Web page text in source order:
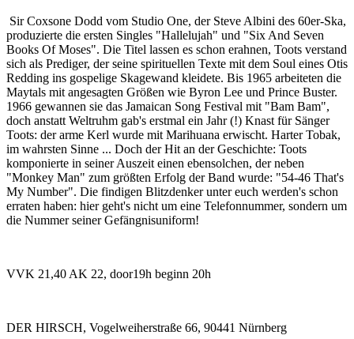
Sir Coxsone Dodd vom Studio One, der Steve Albini des 60er-Ska,
produzierte die ersten Singles "Hallelujah" und "Six And Seven
Books Of Moses". Die Titel lassen es schon erahnen, Toots verstand
sich als Prediger, der seine spirituellen Texte mit dem Soul eines Otis
Redding ins gospelige Skagewand kleidete. Bis 1965 arbeiteten die
Maytals mit angesagten Größen wie Byron Lee und Prince Buster.
1966 gewannen sie das Jamaican Song Festival mit "Bam Bam",
doch anstatt Weltruhm gab's erstmal ein Jahr (!) Knast für Sänger
Toots: der arme Kerl wurde mit Marihuana erwischt. Harter Tobak,
im wahrsten Sinne ... Doch der Hit an der Geschichte: Toots
komponierte in seiner Auszeit einen ebensolchen, der neben
"Monkey Man" zum größten Erfolg der Band wurde: "54-46 That's
My Number". Die findigen Blitzdenker unter euch werden's schon
erraten haben: hier geht's nicht um eine Telefonnummer, sondern um
die Nummer seiner Gefängnisuniform!
VVK 21,40 AK 22, door19h beginn 20h
DER HIRSCH, Vogelweiherstraße 66, 90441 Nürnberg